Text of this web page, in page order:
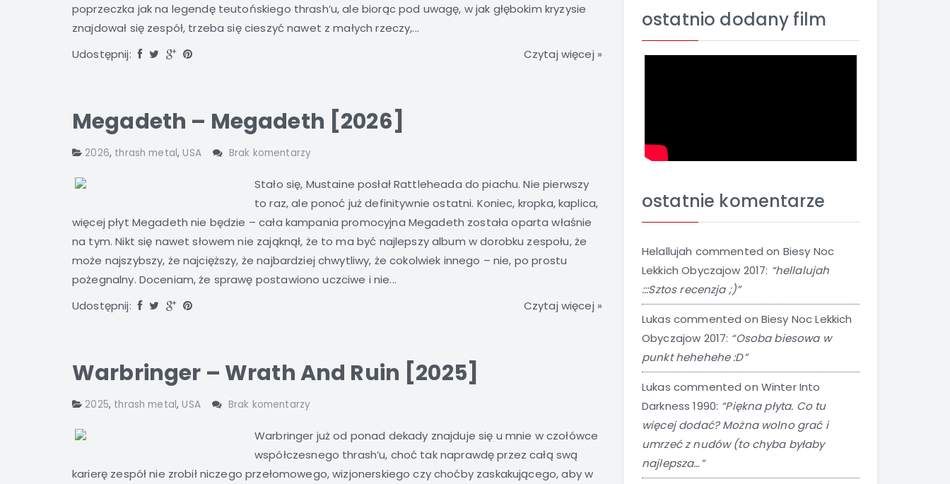
poprzeczka jak na legendę teutońskiego thrash’u, ale biorąc pod uwagę, w jak głębokim kryzysie
znajdował się zespół, trzeba się cieszyć nawet z małych rzeczy,...
Udostępnij:
Czytaj więcej »
Megadeth – Megadeth [2026]
2026, thrash metal, USA Brak komentarzy
Stało się, Mustaine posłał Rattleheada do piachu. Nie pierwszy
to raz, ale ponoć już definitywnie ostatni. Koniec, kropka, kaplica,
więcej płyt Megadeth nie będzie – cała kampania promocyjna Megadeth została oparta właśnie
na tym. Nikt się nawet słowem nie zająknął, że to ma być najlepszy album w dorobku zespołu, że
może najszybszy, że najcięższy, że najbardziej chwytliwy, że cokolwiek innego – nie, po prostu
pożegnalny. Doceniam, że sprawę postawiono uczciwe i nie...
Udostępnij:
Czytaj więcej »
Warbringer – Wrath And Ruin [2025]
2025, thrash metal, USA Brak komentarzy
Warbringer już od ponad dekady znajduje się u mnie w czołówce
współczesnego thrash’u, choć tak naprawdę przez całą swą
karierę zespół nie zrobił niczego przełomowego, wizjonerskiego czy choćby zaskakującego, aby w
ostatnio dodany film
ostatnie komentarze
Helallujah commented on Biesy Noc
Lekkich Obyczajow 2017: “hellalujah
:::Sztos recenzja ;)”
Lukas commented on Biesy Noc Lekkich
Obyczajow 2017: “Osoba biesowa w
punkt hehehehe :D”
Lukas commented on Winter Into
Darkness 1990: “Piękna płyta. Co tu
więcej dodać? Można wolno grać i
umrzeć z nudów (to chyba byłaby
najlepsza…”